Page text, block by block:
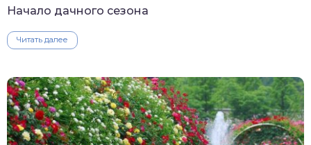
Начало дачного сезона
Читать далее